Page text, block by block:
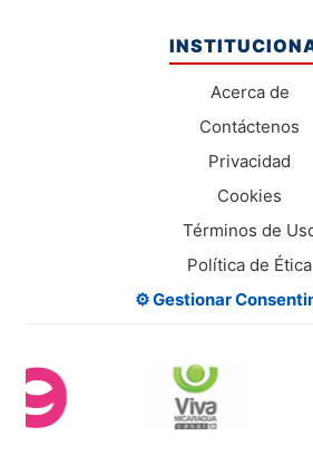
Acerca de
Contáctenos
Privacidad
Cookies
Términos de
Política de Ética
⚙️ Gestionar